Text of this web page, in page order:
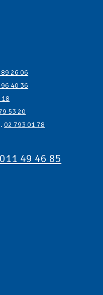
26 06
40 36
18
53 20
02 793 01 78
011 49 46 85